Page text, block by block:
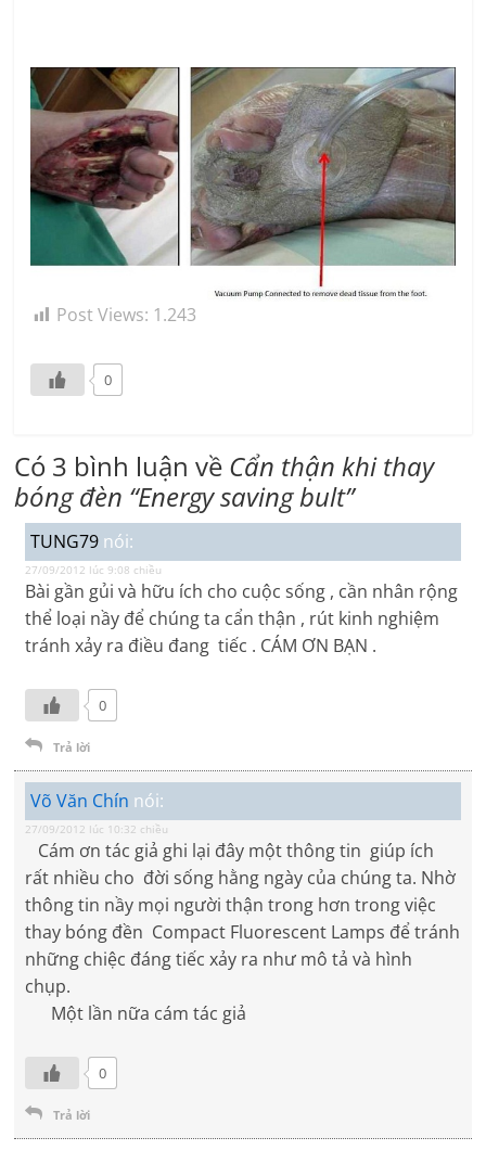
Post Views: 1.243
0
Có 3 bình luận về Cẩn thận khi thay
bóng đèn “Energy saving bult”
TUNG79 nói:
27/09/2012 lúc 9:08 chiều
Bài gần gủi và hữu ích cho cuộc sống , cần nhân rộng
thể loại nầy để chúng ta cẩn thận , rút kinh nghiệm
tránh xảy ra điều đang tiếc . CÁM ƠN BẠN .
0
Trả lời
Võ Văn Chín nói:
27/09/2012 lúc 10:32 chiều
Cám ơn tác giả ghi lại đây một thông tin giúp ích
rất nhiều cho đời sống hằng ngày của chúng ta. Nhờ
thông tin nầy mọi người thận trong hơn trong việc
thay bóng đền Compact Fluorescent Lamps để tránh
những chiệc đáng tiếc xảy ra như mô tả và hình
chụp.
Một lần nữa cám tác giả
0
Trả lời